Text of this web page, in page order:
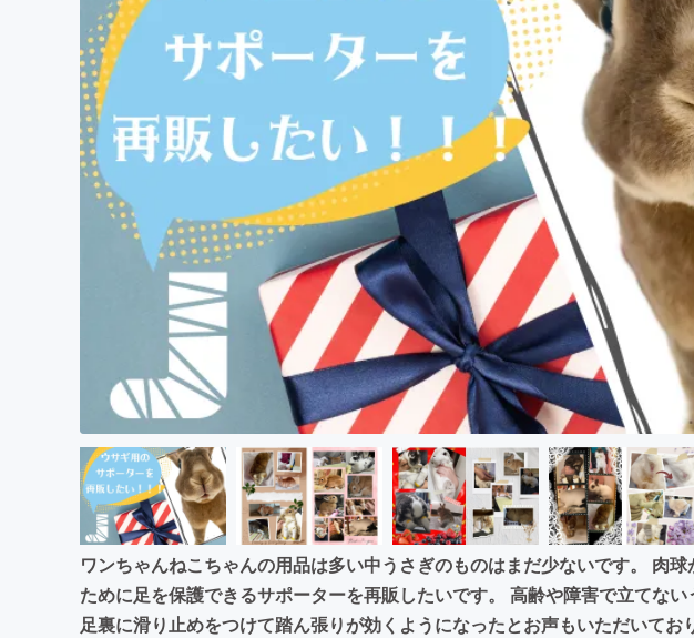
テクノロジー・ガジェット ゲーム・サービス開発
映像・映画 書籍・雑誌出版
ビジネス・起業 チャレンジ
まちづくり・地域活性化
CAMPFIRE for
CAMPFIREふ
ワンちゃんねこちゃんの用品は多い中うさぎのものはまだ少ないです。 肉
ために足を保護できるサポーターを再販したいです。 高齢や障害で立てな
足裏に滑り止めをつけて踏ん張りが効くようになったとお声もいただいてお